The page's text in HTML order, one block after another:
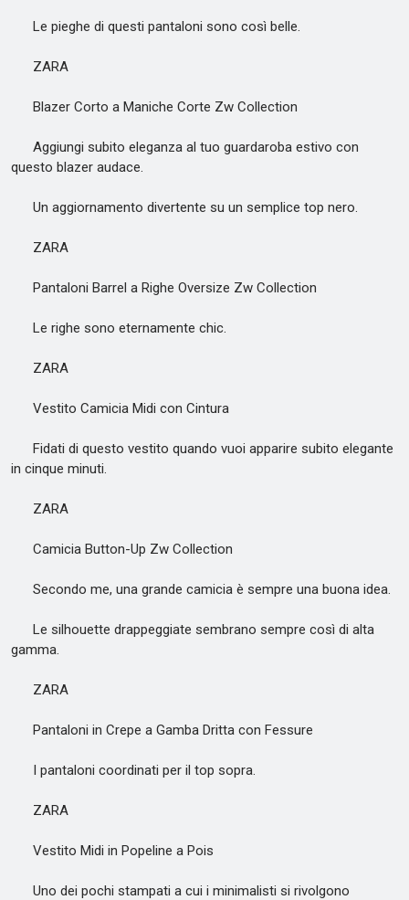
Le pieghe di questi pantaloni sono così belle.
ZARA
Blazer Corto a Maniche Corte Zw Collection
Aggiungi subito eleganza al tuo guardaroba estivo con
questo blazer audace.
Un aggiornamento divertente su un semplice top nero.
ZARA
Pantaloni Barrel a Righe Oversize Zw Collection
Le righe sono eternamente chic.
ZARA
Vestito Camicia Midi con Cintura
Fidati di questo vestito quando vuoi apparire subito elegante
in cinque minuti.
ZARA
Camicia Button-Up Zw Collection
Secondo me, una grande camicia è sempre una buona idea.
Le silhouette drappeggiate sembrano sempre così di alta
gamma.
ZARA
Pantaloni in Crepe a Gamba Dritta con Fessure
I pantaloni coordinati per il top sopra.
ZARA
Vestito Midi in Popeline a Pois
Uno dei pochi stampati a cui i minimalisti si rivolgono